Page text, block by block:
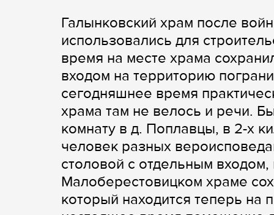
Галынковский храм после
использовались для
время на месте храма
входом на территорию
сегодняшнее время
храма там не велось и речи.
комнату в д. Поплавцы, в 2-х
человек разных
столовой с отдельным
Малоберестовицком храме
который находится теперь